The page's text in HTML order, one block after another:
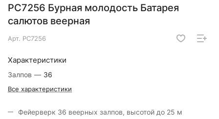
РС7256 Бурная молодость Батарея
салютов веерная
Арт. РС7256
Характеристики
Залпов — 36
Все характеристики
Фейерверк 36 веерных залпов, высотой до 25 м